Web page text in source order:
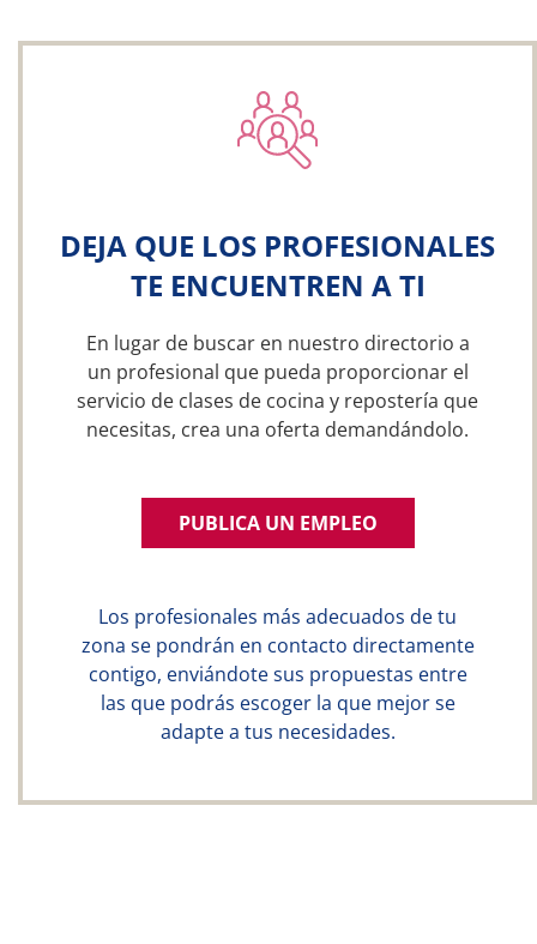
DEJA QUE LOS PROFESIONALES
TE ENCUENTREN A TI
En lugar de buscar en nuestro directorio a
un profesional que pueda proporcionar el
servicio de clases de cocina y repostería que
necesitas, crea una oferta demandándolo.
PUBLICA UN EMPLEO
Los profesionales más adecuados de tu
zona se pondrán en contacto directamente
contigo, enviándote sus propuestas entre
las que podrás escoger la que mejor se
adapte a tus necesidades.